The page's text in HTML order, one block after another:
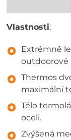
Vlastnosti:
Extrémně
outdoorové
Thermos
maximální
Tělo
oceli.
Zvýšená